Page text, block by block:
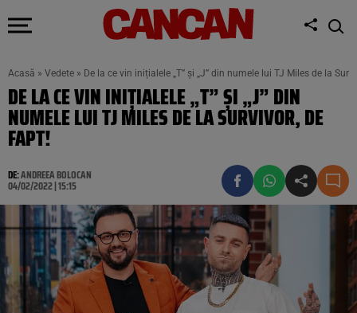
Acasă » Vedete » De la ce vin inițialele „T” și „J” din numele lui TJ Miles de la
DE LA CE VIN INIȚIALELE „T” ȘI „J” DIN
NUMELE LUI TJ MILES DE LA SURVIVOR, DE
FAPT!
DE:ANDREEA BOLOCAN
04/02/2022 | 15:15